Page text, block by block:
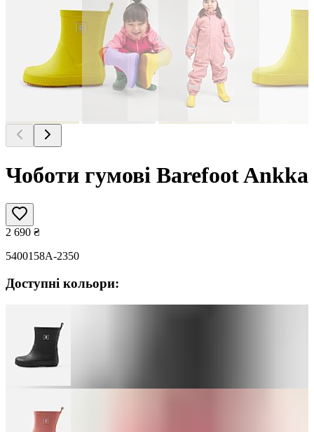
Чоботи гумові Barefoot Ankka
2 690 ₴
5400158A-2350
Доступні кольори: